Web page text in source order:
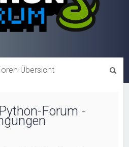
Übersicht
Forum -